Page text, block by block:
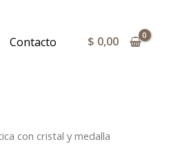
Contacto $ 0,00
con cristal y medalla